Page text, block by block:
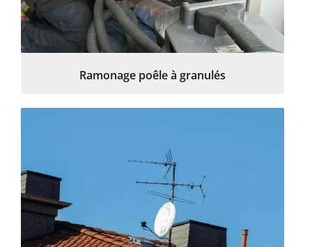
Ramonage poêle à granulés